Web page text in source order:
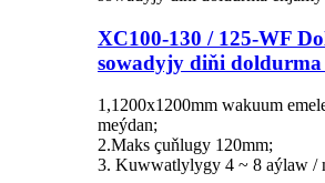
XC100-130 / 125-WF
sowadyjy diňi
1,1200x1200mm wakuum
meýdan;
2.Maks çuňlugy 120mm;
3. Kuwwatlylygy 4 ~ 8 aýlaw /